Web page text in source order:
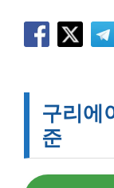
구리에
준